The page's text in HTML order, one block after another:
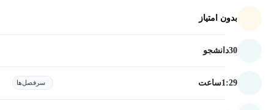
بدون امتیاز
30دانشجو
1:29ساعت سرفصل‌ها